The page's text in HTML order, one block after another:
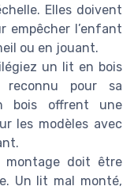
Elles doivent
empêcher l’enfant
ou en jouant.
un lit en bois
pour sa
bois offrent une
les modèles avec
doit être
Un lit mal monté,